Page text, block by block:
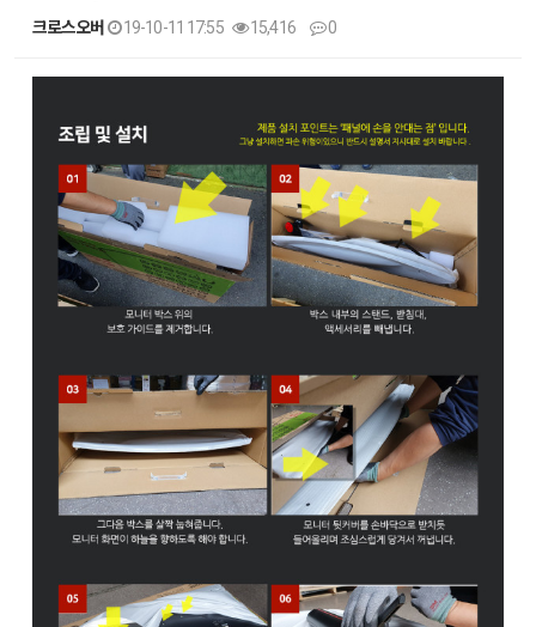
크로스오버 19-10-11 17:55 15,416 0